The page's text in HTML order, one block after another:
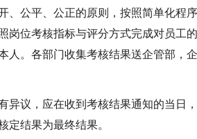
、公平、公正的原则，按照简单化程
岗位考核指标与评分方式完成对员工
人。各部门收集考核结果送企管部，
异议，应在收到考核结果通知的当日
定结果为最终结果。